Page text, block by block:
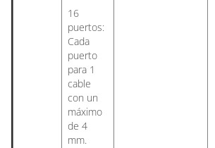
16
puertos:
Cada
puerto
para 1
cable
con un
máximo
de 4
mm.